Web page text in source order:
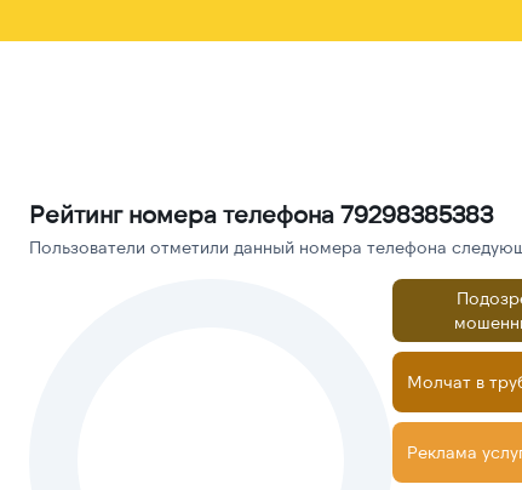
Рейтинг номера телефона 79298385383
Пользователи отметили данный номера телефона
Молчат в
Реклама